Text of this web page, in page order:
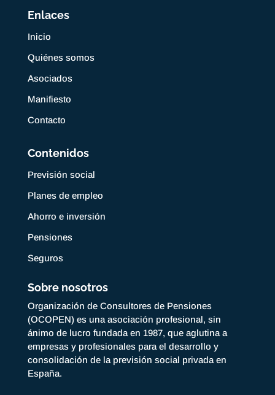
Enlaces
Inicio
Quiénes somos
Asociados
Manifiesto
Contacto
Contenidos
Previsión social
Planes de empleo
Ahorro e inversión
Pensiones
Seguros
Sobre nosotros
Organización de Consultores de Pensiones
(OCOPEN) es una asociación profesional, sin
ánimo de lucro fundada en 1987, que aglutina a
empresas y profesionales para el desarrollo y
consolidación de la previsión social privada en
España.